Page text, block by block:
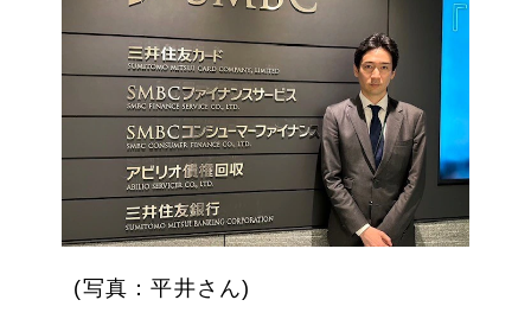
(写真：平井さん)